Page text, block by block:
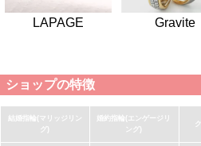
LAPAGE Gravite
ショップの特徴
結婚指輪(マリッジリン
グ)
婚約指輪(エンゲージリ
ング)